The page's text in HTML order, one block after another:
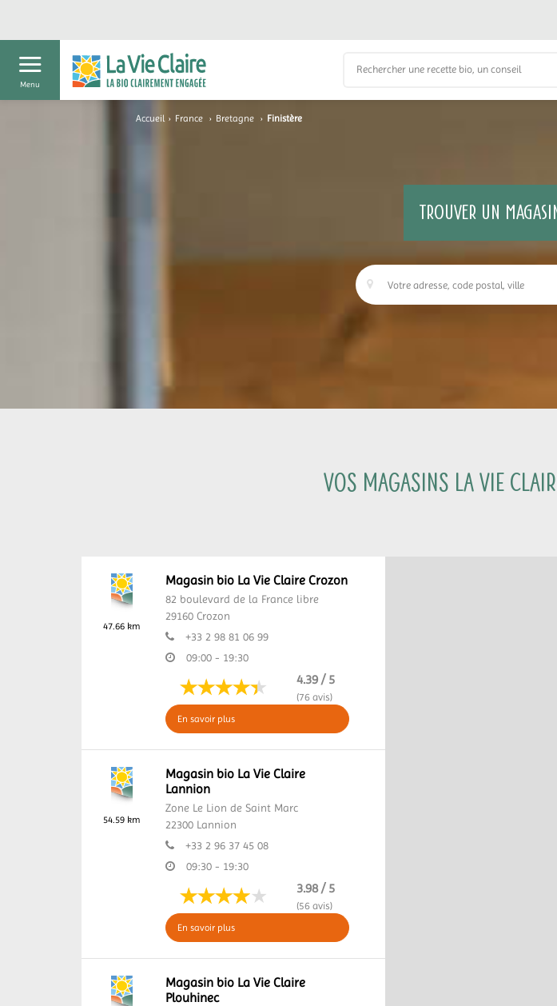
Menu
Accueil › France › Bretagne › Finistère
TROUVER UN
Vos magasins La Vie
47.66 km
Magasin bio La Vie Claire Crozon
82 boulevard de la France libre
29160 Crozon
+33 2 98 81 06 99
09:00 - 19:30
4.39 / 5
(76 avis)
En savoir plus
54.59 km
Magasin bio La Vie Claire
Lannion
Zone Le Lion de Saint Marc
22300 Lannion
+33 2 96 37 45 08
09:30 - 19:30
3.98 / 5
(56 avis)
En savoir plus
Magasin bio La Vie Claire
Plouhinec